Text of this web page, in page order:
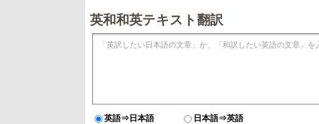
英和和英テキスト翻訳
英語⇒日本語 日本語⇒英語